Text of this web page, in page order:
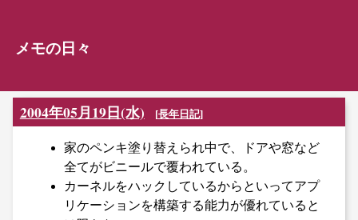
メモの日々
2004年05月19日(水) [長年日記]
家のペンキ塗り替えられ中で、ドアや窓など
全てがビニールで覆われている。
カーネルをハックしているからといってアプ
リケーションを構築する能力が優れていると